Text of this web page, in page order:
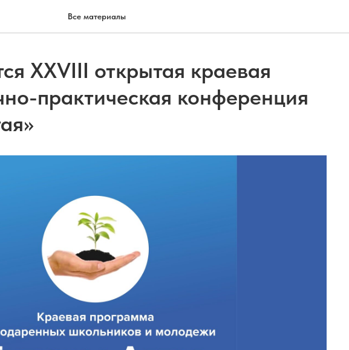
Все материалы
XXVIII открытая краевая
практическая конференция